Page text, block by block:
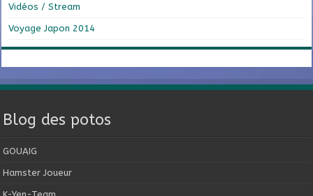
Vidéos / Stream
Voyage Japon 2014
Blog des potos
GOUAIG
Hamster Joueur